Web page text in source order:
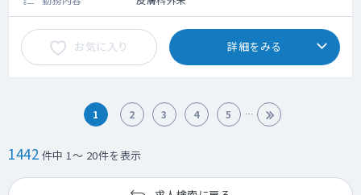
お気に入り 詳細をみる
1 2 3 4 5
1442 件中 1～ 20件を表示